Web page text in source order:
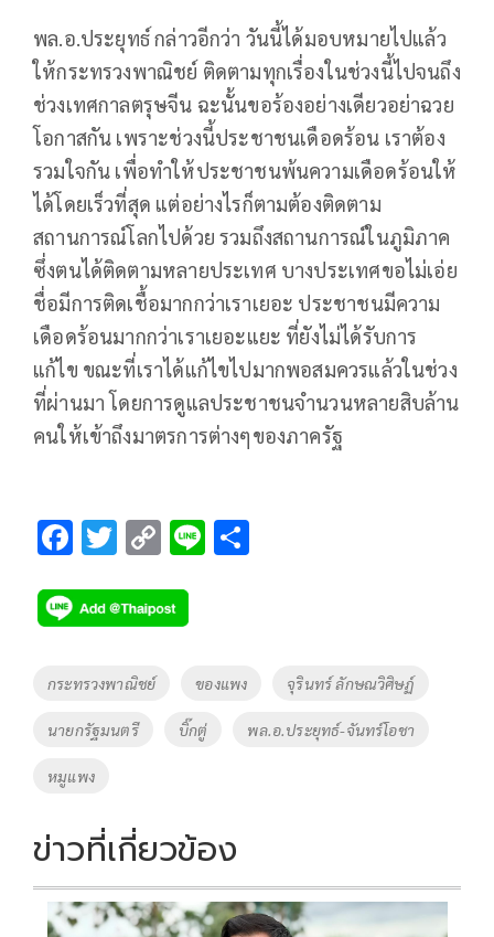
พล.อ.ประยุทธ์ กล่าวอีกว่า วันนี้ได้มอบหมายไปแล้ว
ให้กระทรวงพาณิชย์ ติดตามทุกเรื่องในช่วงนี้ไปจนถึง
ช่วงเทศกาลตรุษจีน ฉะนั้นขอร้องอย่างเดียวอย่าฉวย
โอกาสกัน เพราะช่วงนี้ประชาชนเดือดร้อน เราต้อง
รวมใจกัน เพื่อทำให้ประชาชนพ้นความเดือดร้อนให้
ได้โดยเร็วที่สุด แต่อย่างไรก็ตามต้องติดตาม
สถานการณ์โลกไปด้วย รวมถึงสถานการณ์ในภูมิภาค
ซึ่งตนได้ติดตามหลายประเทศ บางประเทศขอไม่เอ่ย
ชื่อมีการติดเชื้อมากกว่าเราเยอะ ประชาชนมีความ
เดือดร้อนมากกว่าเราเยอะแยะ ที่ยังไม่ได้รับการ
แก้ไข ขณะที่เราได้แก้ไขไปมากพอสมควรแล้วในช่วง
ที่ผ่านมา โดยการดูแลประชาชนจำนวนหลายสิบล้าน
คนให้เข้าถึงมาตรการต่างๆของภาครัฐ
F
e
b
o
o
k
T
tt
er
C
p
y
Li
Tags
กระทรวงพาณิชย์ ของแพง จุรินทร์ ลักษณวิศิษฏ์
นายกรัฐมนตรี บิ๊กตู่ พล.อ.ประยุทธ์-จันทร์โอชา
หมูแพง
ข่าวที่เกี่ยวข้อง